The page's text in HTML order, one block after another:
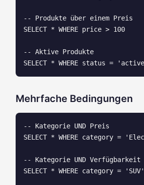
-- Produkte über einem Preis
SELECT * WHERE price > 100
-- Aktive Produkte
Mehrfache Bedingungen
-- Kategorie UND Preis
SELECT * WHERE category =
-- Kategorie UND Verfügbarkeit
SELECT * WHERE category =